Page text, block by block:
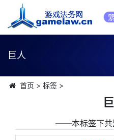
巨人
首页 > 标签>
――本标签下